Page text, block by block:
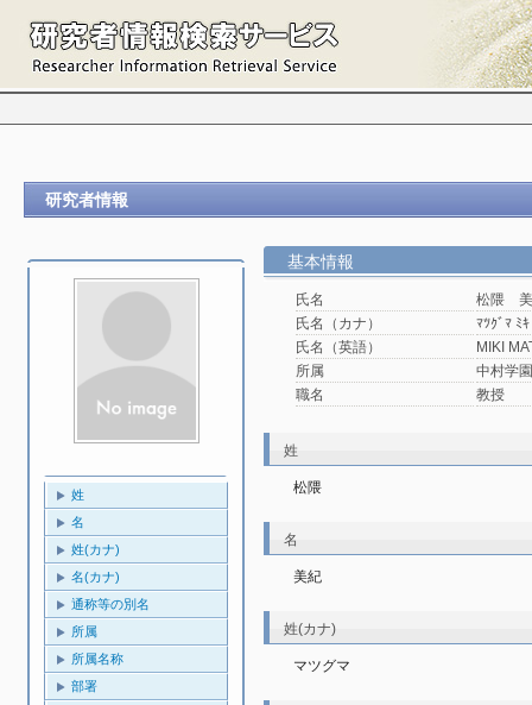
研究者情報
姓
名
姓(カナ)
名(カナ)
通称等の別名
所属
所属名称
部署
基本情報
氏名
松隈
氏名（カナ）
ﾏﾂｸﾞﾏ ﾐｷ
氏名（英語）
MIKI
所属
中村学
職名
教授
姓
松隈
名
美紀
姓(カナ)
マツグマ